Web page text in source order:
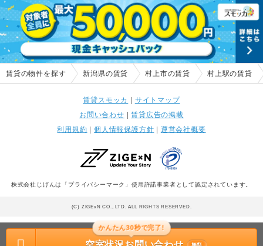
かんたん30秒で完了!
無料
賃貸の物件を探す 新潟県の賃貸 村上市の賃貸 村上駅の賃貸
賃貸スモッカ | サイトマップ
お問い合わせ |賃貸広告の掲載
利用規約 | 個人情報保護方針 | 運営会社概要
株式会社じげんは「プライバシーマーク」使用許諾事業者として認定されています。
(C) ZIGExN CO., LTD. ALL RIGHTS RESERVED.